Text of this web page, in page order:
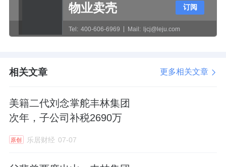
物业卖壳
Tel: 400-606-6969 Mail: ljcj@leju.com
订阅
相关文章 更多相关文章
美籍二代刘念掌舵丰林集团
次年，子公司补税2690万
原创 乐居财经 07-07